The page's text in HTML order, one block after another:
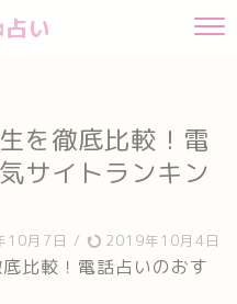
い
を徹底比較！電
サイトランキン
10月7日 / 2019年10月4日